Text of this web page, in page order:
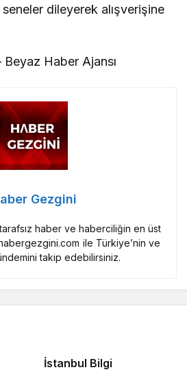
seneler dileyerek alışverişine
Haber Ajansı
Gezgini
haber ve haberciliğin en üst
ile Türkiye’nin ve
takip edebilirsiniz.
İstanbul Bilgi